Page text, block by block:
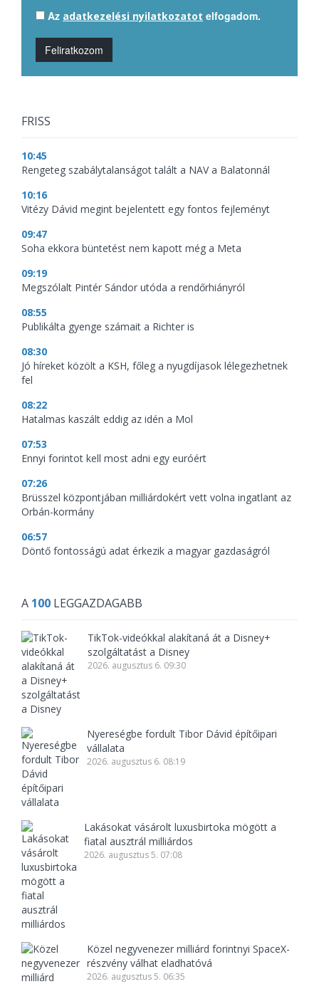
Az adatkezelési nyilatkozatot elfogadom.
Feliratkozom
FRISS
10:45
Rengeteg szabálytalanságot talált a NAV a Balatonnál
10:16
Vitézy Dávid megint bejelentett egy fontos fejleményt
09:47
Soha ekkora büntetést nem kapott még a Meta
09:19
Megszólalt Pintér Sándor utóda a rendőrhiányról
08:55
Publikálta gyenge számait a Richter is
08:30
Jó híreket közölt a KSH, főleg a nyugdíjasok lélegezhetnek
fel
08:22
Hatalmas kaszált eddig az idén a Mol
07:53
Ennyi forintot kell most adni egy euróért
07:26
Brüsszel központjában milliárdokért vett volna ingatlant az
Orbán-kormány
06:57
Döntő fontosságú adat érkezik a magyar gazdaságról
A 100 LEGGAZDAGABB
TikTok-videókkal alakítaná át a Disney+
szolgáltatást a Disney
2026. augusztus 6. 09:30
Nyereségbe fordult Tibor Dávid építőipari
vállalata
2026. augusztus 6. 08:19
Lakásokat vásárolt luxusbirtoka mögött a
fiatal ausztrál milliárdos
2026. augusztus 5. 07:08
Közel negyvenezer milliárd forintnyi SpaceX-
részvény válhat eladhatóvá
2026. augusztus 5. 06:35